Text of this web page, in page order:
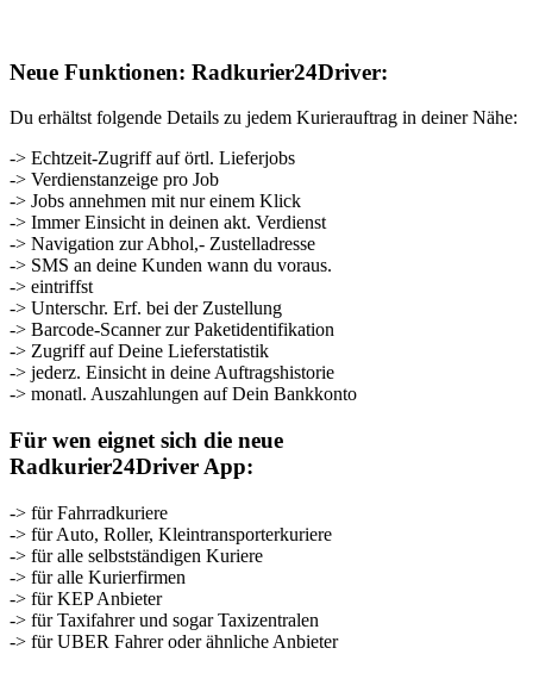
Neue Funktionen: Radkurier24Driver:
Du erhältst folgende Details zu jedem Kurierauftrag in deiner Nähe:
-> Echtzeit-Zugriff auf örtl. Lieferjobs
-> Verdienstanzeige pro Job
-> Jobs annehmen mit nur einem Klick
-> Immer Einsicht in deinen akt. Verdienst
-> Navigation zur Abhol,- Zustelladresse
-> SMS an deine Kunden wann du voraus.
-> eintriffst
-> Unterschr. Erf. bei der Zustellung
-> Barcode-Scanner zur Paketidentifikation
-> Zugriff auf Deine Lieferstatistik
-> jederz. Einsicht in deine Auftragshistorie
-> monatl. Auszahlungen auf Dein Bankkonto
Für wen eignet sich die neue
Radkurier24Driver App:
-> für Fahrradkuriere
-> für Auto, Roller, Kleintransporterkuriere
-> für alle selbstständigen Kuriere
-> für alle Kurierfirmen
-> für KEP Anbieter
-> für Taxifahrer und sogar Taxizentralen
-> für UBER Fahrer oder ähnliche Anbieter